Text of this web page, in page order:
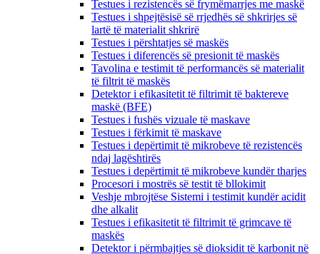
Testues i rezistencës së frymëmarrjes me maskë
Testues i shpejtësisë së rrjedhës së shkrirjes së
lartë të materialit shkrirë
Testues i përshtatjes së maskës
Testues i diferencës së presionit të maskës
Tavolina e testimit të performancës së materialit
të filtrit të maskës
Detektor i efikasitetit të filtrimit të baktereve
maskë (BFE)
Testues i fushës vizuale të maskave
Testues i fërkimit të maskave
Testues i depërtimit të mikrobeve të rezistencës
ndaj lagështirës
Testues i depërtimit të mikrobeve kundër tharjes
Procesori i mostrës së testit të bllokimit
Veshje mbrojtëse Sistemi i testimit kundër acidit
dhe alkalit
Testues i efikasitetit të filtrimit të grimcave të
maskës
Detektor i përmbajtjes së dioksidit të karbonit në